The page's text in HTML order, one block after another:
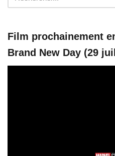
Film prochainement
Brand New Day (29